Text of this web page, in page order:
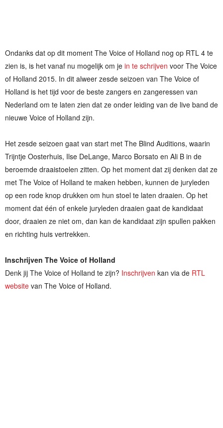
Ondanks dat op dit moment The Voice of Holland nog op RTL 4 te
zien is, is het vanaf nu mogelijk om je in te schrijven voor The Voice
of Holland 2015. In dit alweer zesde seizoen van The Voice of
Holland is het tijd voor de beste zangers en zangeressen van
Nederland om te laten zien dat ze onder leiding van de live band de
nieuwe Voice of Holland zijn.
Het zesde seizoen gaat van start met The Blind Auditions, waarin
Trijntje Oosterhuis, Ilse DeLange, Marco Borsato en Ali B in de
beroemde draaistoelen zitten. Op het moment dat zij denken dat ze
met The Voice of Holland te maken hebben, kunnen de juryleden
op een rode knop drukken om hun stoel te laten draaien. Op het
moment dat één of enkele juryleden draaien gaat de kandidaat
door, draaien ze niet om, dan kan de kandidaat zijn spullen pakken
en richting huis vertrekken.
Inschrijven The Voice of Holland
Denk jij The Voice of Holland te zijn? Inschrijven kan via de RTL
website van The Voice of Holland.